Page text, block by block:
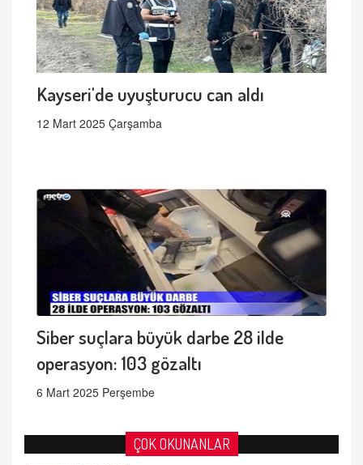
Kayseri'de uyuşturucu can aldı
12 Mart 2025 Çarşamba
Siber suçlara büyük darbe 28 ilde
operasyon: 103 gözaltı
6 Mart 2025 Perşembe
ÇOK OKUNANLAR